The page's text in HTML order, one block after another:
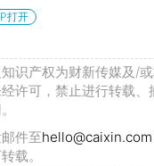
打开
识产权为财新传媒及/
许可，禁止进行转载、
件至hello@caixin.com
载。